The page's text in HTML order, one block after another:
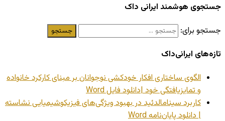
جستجوی هوشمند ایرانی داک
جستجو برای:
تازه‌های ایرانی‌داک
الگوی ساختاری افکار خودکشی نوجوانان بر مبنای کارکرد خانواده
و تمایزیافتگی خود |دانلود فایل Word
کاربرد سینامالدئید در بهبود ویژگی‌های فیزیکوشیمیایی نشاسته
| دانلود پایان‌نامه Word